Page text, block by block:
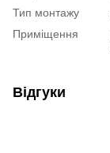
Тип монтажу
Приміщення
Відгуки